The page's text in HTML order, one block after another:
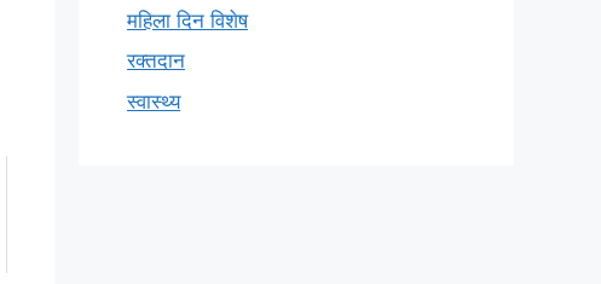
महिला दिन विशेष
रक्तदान
स्वास्थ्य